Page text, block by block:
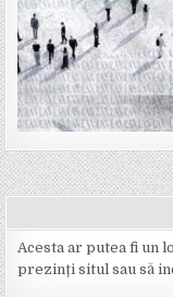
Acesta ar putea fi un
prezinți situl sau să